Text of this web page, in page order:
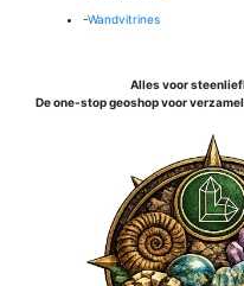
-Wandvitrines
Alles voor
De one-stop geoshop voor